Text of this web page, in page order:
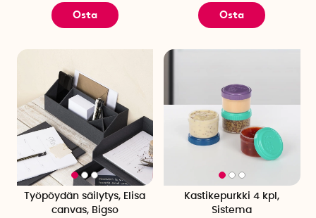
Osta Osta
Työpöydän säilytys, Elisa
canvas, Bigso
Kastikepurkki 4 kpl,
Sistema